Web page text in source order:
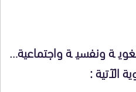
ونفسية واجتماعية…
الآتية :